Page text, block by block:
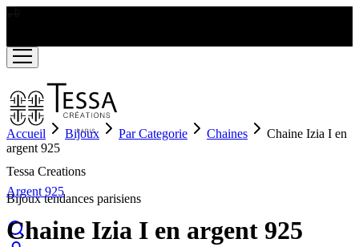
Tessa Creations
Bijoux tendances parisiens
Accueil Bijoux Par Categorie Chaines
Chaine Izia I en
argent 925
Argent 925
Chaine Izia I en argent 925